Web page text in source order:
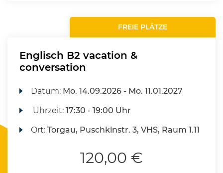
FREIE PLÄTZE
Englisch B2 vacation &
conversation
Datum: Mo. 14.09.2026 - Mo. 11.01.2027
Uhrzeit:17:30 - 19:00 Uhr
Ort:Torgau, Puschkinstr. 3, VHS, Raum 1.11
120,00 €